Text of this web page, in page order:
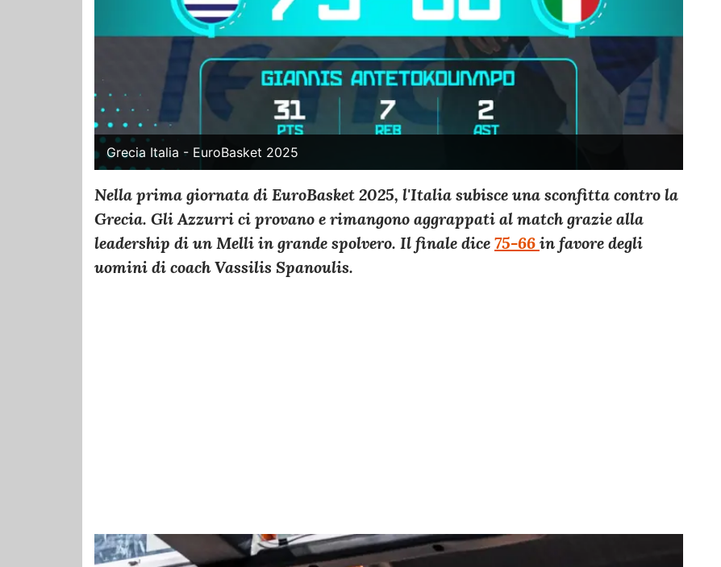
Grecia Italia - EuroBasket 2025
Nella prima giornata di EuroBasket 2025, l'Italia subisce una sconfitta contro la
Grecia. Gli Azzurri ci provano e rimangono aggrappati al match grazie alla
leadership di un Melli in grande spolvero. Il finale dice 75-66 in favore degli
uomini di coach Vassilis Spanoulis.